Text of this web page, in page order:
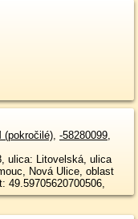
(pokročilé), -58280099,
ulica: Litovelská, ulica
oblast
49.59705620700506,